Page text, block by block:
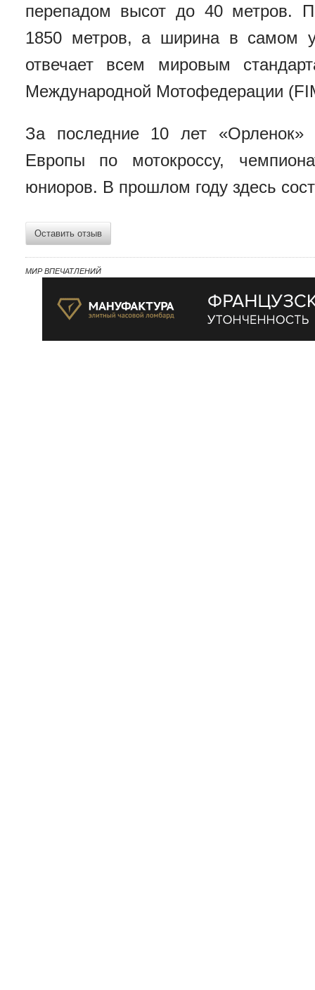
перепадом высот до 40 метров.
1850 метров, а ширина в самом
отвечает всем мировым
Международной Мотофедерации
За последние 10 лет «Орленок»
Европы по мотокроссу,
юниоров. В прошлом году здесь
Оставить отзыв
МИР ВПЕЧАТЛЕНИЙ